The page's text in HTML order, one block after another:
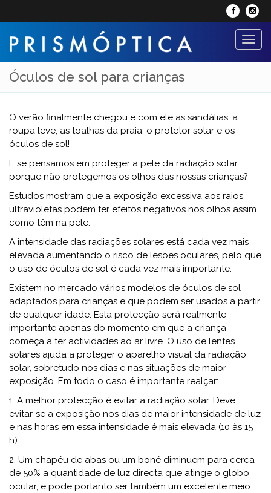
Óculos de sol para crianças
O verão finalmente chegou e com ele as sandálias, a
roupa leve, as toalhas da praia, o protetor solar e os
óculos de sol!
E se pensamos em proteger a pele da radiação solar
porque não protegemos os olhos das nossas crianças?
Estudos mostram que a exposição excessiva aos raios
ultravioletas podem ter efeitos negativos nos olhos assim
como têm na pele.
A intensidade das radiações solares está cada vez mais
elevada aumentando o risco de lesões oculares, pelo que
o uso de óculos de sol é cada vez mais importante.
Existem no mercado vários modelos de óculos de sol
adaptados para crianças e que podem ser usados a partir
de qualquer idade. Esta protecção será realmente
importante apenas do momento em que a criança
começa a ter actividades ao ar livre. O uso de lentes
solares ajuda a proteger o aparelho visual da radiação
solar, sobretudo nos dias e nas situações de maior
exposição. Em todo o caso é importante realçar:
1. A melhor protecção é evitar a radiação solar. Deve
evitar-se a exposição nos dias de maior intensidade de luz
e nas horas em essa intensidade é mais elevada (10 às 15
h).
2. Um chapéu de abas ou um boné diminuem para cerca
de 50% a quantidade de luz directa que atinge o globo
ocular, e pode portanto ser também um excelente meio